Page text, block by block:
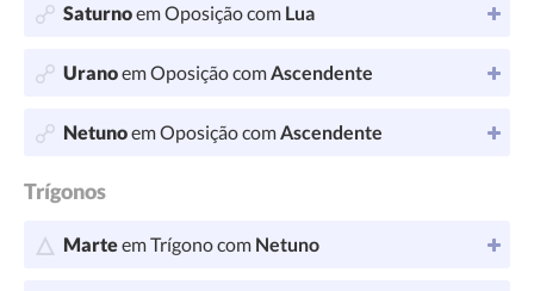
Saturnoem Oposição com Lua
Uranoem Oposição comAscendente
Netunoem Oposição comAscendente
Trígonos
Marteem Trígono com Netuno